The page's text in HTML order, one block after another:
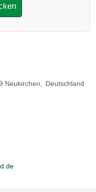
Neukirchen
Deutschland